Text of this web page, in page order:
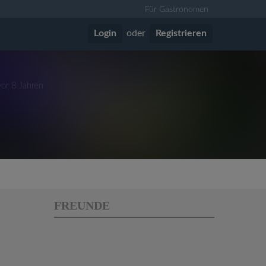
Für Gastronomen
Login oder Registrieren
8 Jahren
FREUNDE